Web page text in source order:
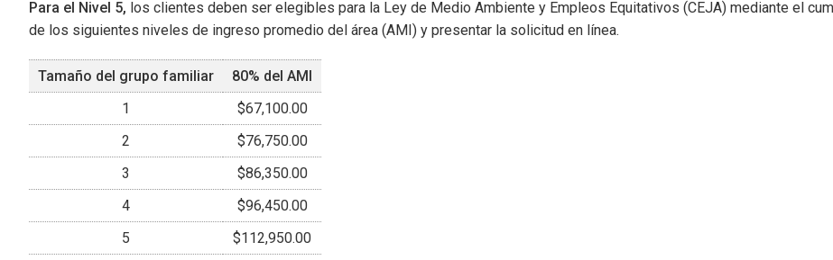
Para el Nivel 5, los clientes deben ser elegibles para la Ley de Medio Ambiente y Empleos Equitativos (CEJA) mediante el
de los siguientes niveles de ingreso promedio del área (AMI) y presentar la solicitud en línea.
Tamaño del grupo familiar
80% del AMI
1
$67,100.00
2
$76,750.00
3
$86,350.00
4
$96,450.00
5
$112,950.00